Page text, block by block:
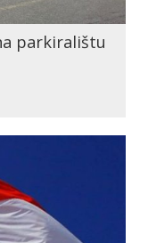
parkiralištu